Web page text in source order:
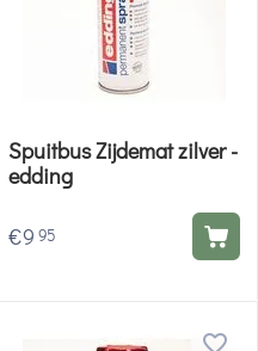
Spuitbus Zijdemat zilver -
edding
€9 95